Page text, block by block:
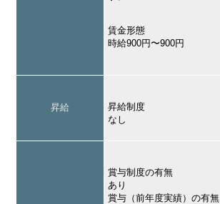
賃金形態
時給900円〜900円
昇給
昇給制度
なし
賞与制度の有無
あり
賞与（前年度実績）の有無